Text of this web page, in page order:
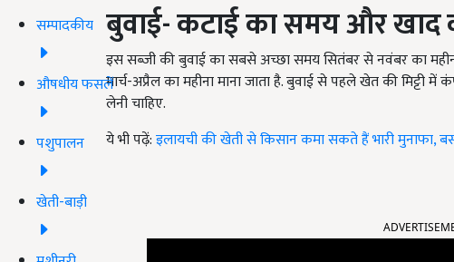
सम्पादकीय
औषधीय फसलें
पशुपालन
खेती-बाड़ी
बुवाई- कटाई का समय और खाद
इस सब्जी की बुवाई का सबसे अच्छा समय सितंबर से नवंबर का
मार्च-अप्रैल का महीना माना जाता है. बुवाई से पहले खेत की
लेनी चाहिए.
ये भी पढ़ें:इलायची की खेती से किसान कमा सकते हैं भारी मुनाफा,